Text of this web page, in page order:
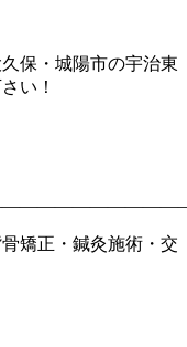
保・城陽市の宇治東
い！
矯正・鍼灸施術・交